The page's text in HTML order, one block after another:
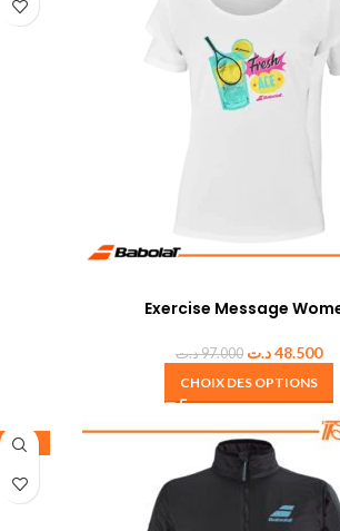
Exercise Message
97.000د.ت 48.500د.ت
CHOIX DES OPTIONS
-30%